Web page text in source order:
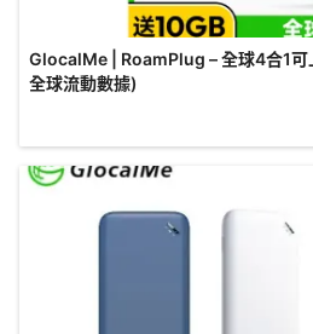
GlocalMe | RoamPlug – 全球4合1可
全球流動數據)